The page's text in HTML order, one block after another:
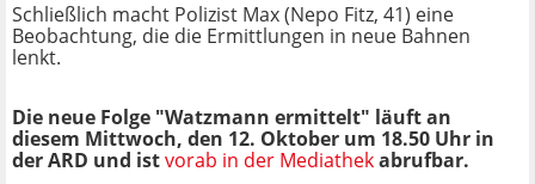
Schließlich macht Polizist Max (Nepo Fitz, 41) eine
Beobachtung, die die Ermittlungen in neue Bahnen
lenkt.
Die neue Folge "Watzmann ermittelt" läuft an
diesem Mittwoch, den 12. Oktober um 18.50 Uhr in
der ARD und istvorab in der Mediathekabrufbar.